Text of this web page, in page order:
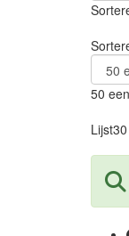
50
Lijst